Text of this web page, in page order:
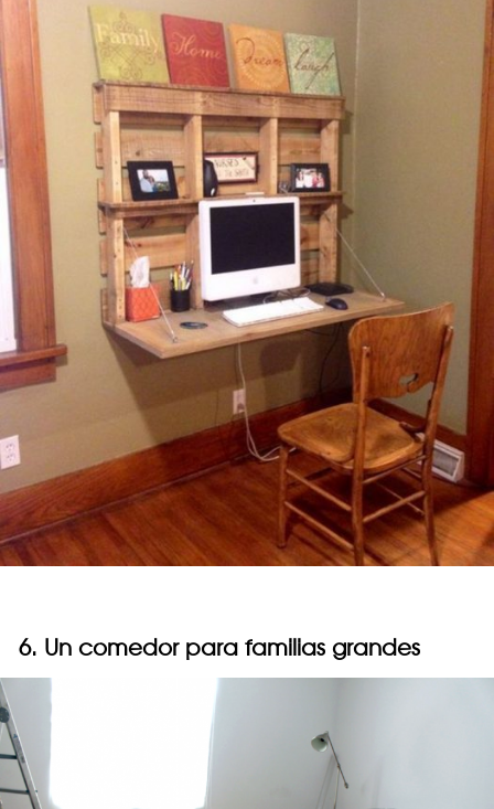
6. Un comedor para familias grandes